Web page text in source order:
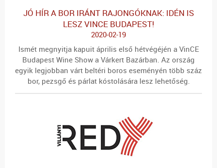
JÓ HÍR A BOR IRÁNT RAJONGÓKNAK: IDÉN IS
LESZ VINCE BUDAPEST!
2020-02-19
Ismét megnyitja kapuit április első hétvégéjén a VinCE
Budapest Wine Show a Várkert Bazárban. Az ország
egyik legjobban várt beltéri boros eseményén több száz
bor, pezsgő és párlat kóstolására lesz lehetőség.